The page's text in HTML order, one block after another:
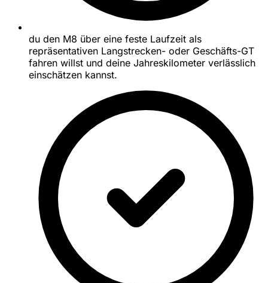
du den M8 über eine feste Laufzeit als
repräsentativen Langstrecken- oder Geschäfts-GT
fahren willst und deine Jahreskilometer verlässlich
einschätzen kannst.